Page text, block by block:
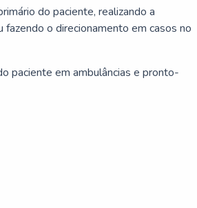
do paciente, realizando a
o direcionamento em casos no
paciente em ambulâncias e pronto-